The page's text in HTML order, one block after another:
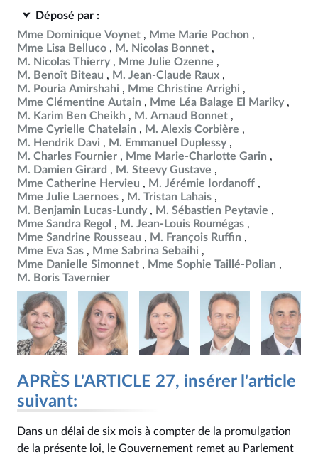
Déposé par :
Mme Dominique Voynet
Mme Marie Pochon
Mme Lisa Belluco
M. Nicolas Bonnet
M. Nicolas Thierry
Mme Julie Ozenne
M. Benoît Biteau
M. Jean-Claude Raux
M. Pouria Amirshahi
Mme Christine Arrighi
Mme Clémentine Autain
Mme Léa Balage El Mariky
M. Karim Ben Cheikh
M. Arnaud Bonnet
Mme Cyrielle Chatelain
M. Alexis Corbière
M. Hendrik Davi
M. Emmanuel Duplessy
M. Charles Fournier
Mme Marie-Charlotte Garin
M. Damien Girard
M. Steevy Gustave
Mme Catherine Hervieu
M. Jérémie Iordanoff
Mme Julie Laernoes
M. Tristan Lahais
M. Benjamin Lucas-Lundy
M. Sébastien Peytavie
Mme Sandra Regol
M. Jean-Louis Roumégas
Mme Sandrine Rousseau
M. François Ruffin
Mme Eva Sas
Mme Sabrina Sebaihi
Mme Danielle Simonnet
Mme Sophie Taillé-Polian
M. Boris Tavernier
APRÈS L'ARTICLE 27, insérer l'article
suivant:
Dans un délai de six mois à compter de la promulgation
de la présente loi, le Gouvernement remet au Parlement